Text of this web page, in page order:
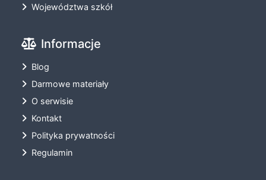
Województwa szkół
Informacje
Blog
Darmowe materiały
O serwisie
Kontakt
Polityka prywatności
Regulamin